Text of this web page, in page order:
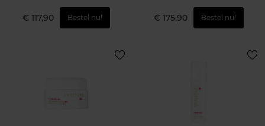
€ 117,90 Bestel nu! € 175,90 Bestel nu!